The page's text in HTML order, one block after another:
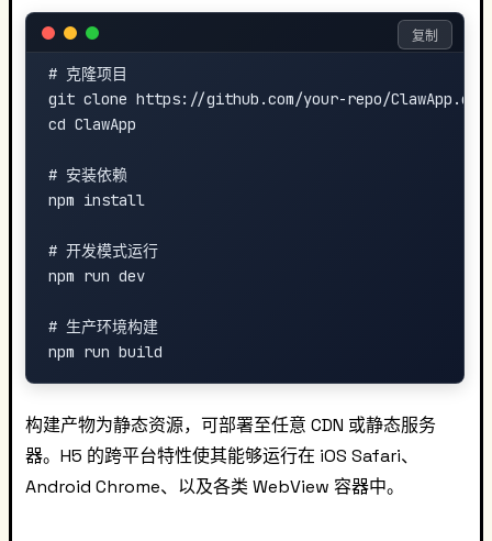
# 克隆项目
git clone https://github.com/your-repo/ClawApp.git
cd ClawApp
# 安装依赖
npm install
# 开发模式运行
npm run dev
# 生产环境构建
复制
构建产物为静态资源，可部署至任意 CDN 或静态服务
器。H5 的跨平台特性使其能够运行在 iOS Safari、
Android Chrome、以及各类 WebView 容器中。